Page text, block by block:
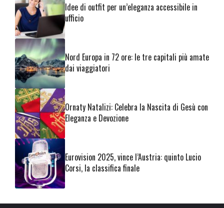
Idee di outfit per un’eleganza accessibile in
ufficio
Nord Europa in 72 ore: le tre capitali più amate
dai viaggiatori
Ornaty Natalizi: Celebra la Nascita di Gesù con
Eleganza e Devozione
Eurovision 2025, vince l’Austria: quinto Lucio
Corsi, la classifica finale